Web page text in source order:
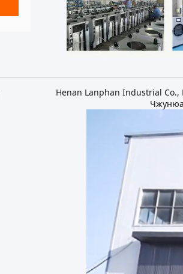
Henan Lanphan Industrial Co.,